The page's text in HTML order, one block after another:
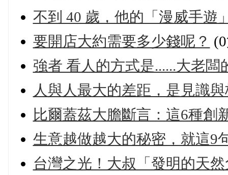
不到 40 歲，他的「漫威手
要開店大約需要多少錢呢？
強者 看人的方式是......大老闆
人與人最大的差距，是見識
比爾蓋茲大膽斷言：這6種創
生意越做越大的秘密，就這9
台灣之光！大叔「發明的天